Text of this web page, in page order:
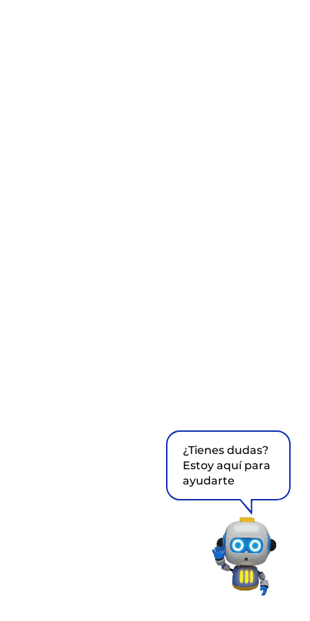
¿Tienes dudas?
Estoy aquí para
ayudarte